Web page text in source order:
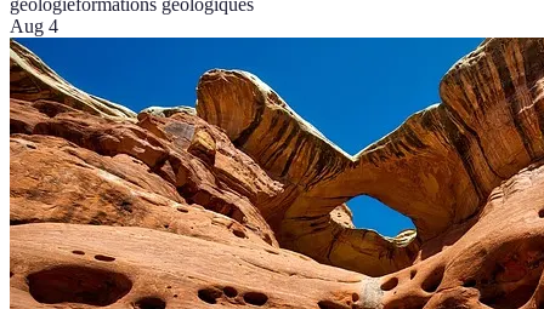
Aug 4